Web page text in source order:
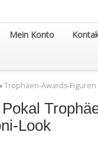
Mein Konto
Trophäen-Awards-Figuren
Look